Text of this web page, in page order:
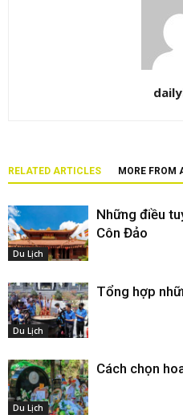
RELATED ARTICLES MORE FROM
Du Lịch
Những điều
Côn Đảo
Du Lịch
Tổng hợp
Du Lịch
Cách chọn